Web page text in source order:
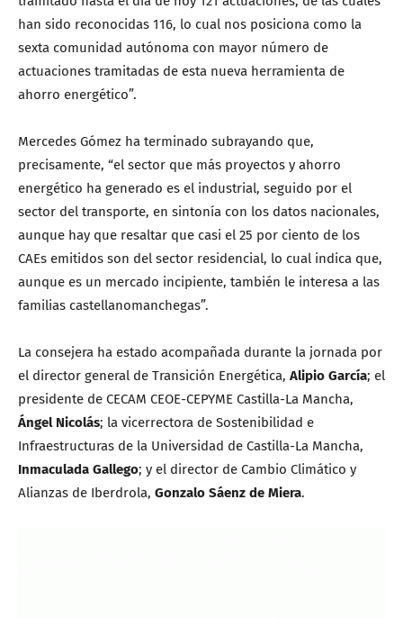
han sido reconocidas 116, lo cual nos posiciona como la
sexta comunidad autónoma con mayor número de
actuaciones tramitadas de esta nueva herramienta de
ahorro energético”.
Mercedes Gómez ha terminado subrayando que,
precisamente, “el sector que más proyectos y ahorro
energético ha generado es el industrial, seguido por el
sector del transporte, en sintonía con los datos nacionales,
aunque hay que resaltar que casi el 25 por ciento de los
CAEs emitidos son del sector residencial, lo cual indica que,
aunque es un mercado incipiente, también le interesa a las
familias castellanomanchegas”.
La consejera ha estado acompañada durante la jornada por
el director general de Transición Energética, Alipio García; el
presidente de CECAM CEOE-CEPYME Castilla-La Mancha,
Ángel Nicolás; la vicerrectora de Sostenibilidad e
Infraestructuras de la Universidad de Castilla-La Mancha,
Inmaculada Gallego; y el director de Cambio Climático y
Alianzas de Iberdrola, Gonzalo Sáenz de Miera.